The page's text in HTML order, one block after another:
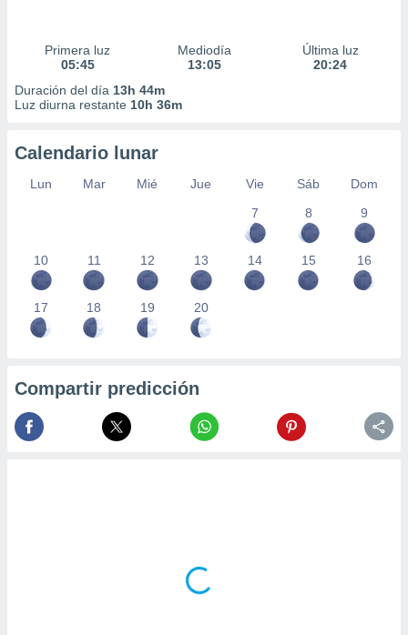
Primera luz
05:45
Mediodía
13:05
Última luz
20:24
Duración del día 13h 44m
Luz diurna restante 10h 36m
Calendario lunar
Lun Mar Mié Jue Vie Sáb
Dom
7
8 9
10 11 12 13 14 15 16
17 18 19 20
Compartir predicción